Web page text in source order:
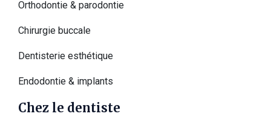
Orthodontie & parodontie
Chirurgie buccale
Dentisterie esthétique
Endodontie & implants
Chez le dentiste